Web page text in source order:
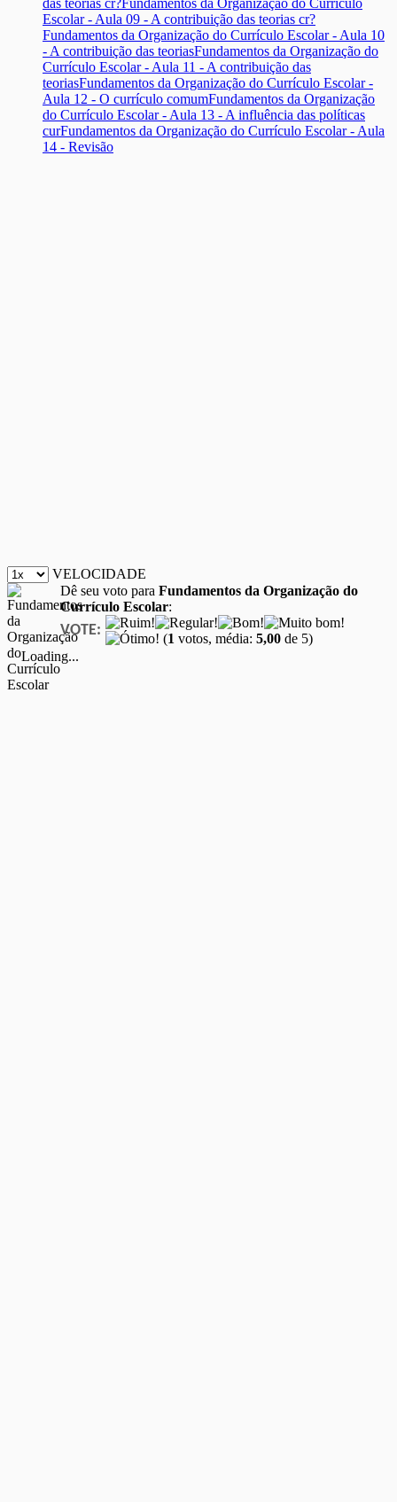
Escolar - Aula 09 - A contribuição das teorias cr?
Fundamentos da Organização do Currículo Escolar - Aula 10
- A contribuição das teoriasFundamentos da Organização do
Currículo Escolar - Aula 11 - A contribuição das
teoriasFundamentos da Organização do Currículo Escolar -
Aula 12 - O currículo comumFundamentos da Organização
do Currículo Escolar - Aula 13 - A influência das políticas
curFundamentos da Organização do Currículo Escolar - Aula
14 - Revisão
VELOCIDADE
Dê seu voto para Fundamentos da Organização do
Currículo Escolar:
VOTE: (1 votos, média: 5,00 de 5)
Loading...